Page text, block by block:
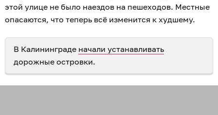
этой улице не было наездов на пешеходов. Местные
опасаются, что теперь всё изменится к худшему.
В Калининграде начали устанавливать
дорожные островки.